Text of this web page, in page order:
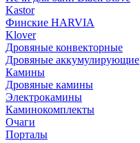
Kastor
Финские HARVIA
Klover
Дровяные конвекторные
Дровяные аккумулирующие
Камины
Дровяные камины
Электрокамины
Каминокомплекты
Очаги
Порталы